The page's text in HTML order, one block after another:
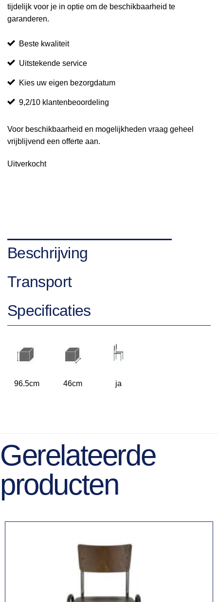
tijdelijk voor je in optie om de beschikbaarheid te
garanderen.
Beste kwaliteit
Uitstekende service
Kies uw eigen bezorgdatum
9,2/10 klantenbeoordeling
Voor beschikbaarheid en mogelijkheden vraag geheel
vrijblijvend een offerte aan.
Uitverkocht
Beschrijving
Transport
Specificaties
96.5cm 46cm ja
Gerelateerde
producten